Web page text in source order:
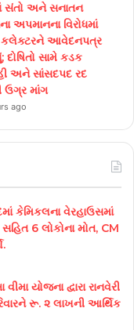
સંતો અને સનાતન
અપમાનના વિરોધમાં
કલેક્ટરને આવેદનપત્ર
દોષિતો સામે કડક
અને સાંસદપદ રદ
ઉગ્ર માંગ
ago
કેમિકલના વેરહાઉસમાં
6 લોકોના મોત, CM
યોજના દ્વારા રાનવેરી
રૂ. ૨ લાખની આર્થિક